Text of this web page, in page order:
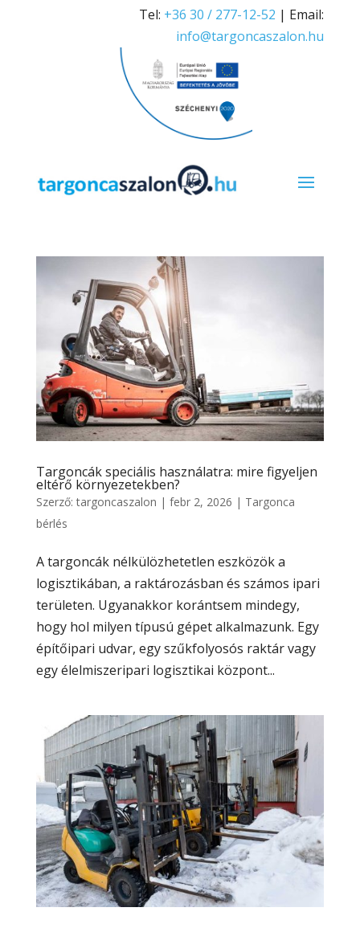
Tel: +36 30 / 277-12-52 | Email:
info@targoncaszalon.hu
Targoncák speciális használatra: mire figyeljen
eltérő környezetekben?
Szerző:targoncaszalon | febr 2, 2026 | Targonca
bérlés
A targoncák nélkülözhetetlen eszközök a
logisztikában, a raktározásban és számos ipari
területen. Ugyanakkor korántsem mindegy,
hogy hol milyen típusú gépet alkalmazunk. Egy
építőipari udvar, egy szűkfolyosós raktár vagy
egy élelmiszeripari logisztikai központ...